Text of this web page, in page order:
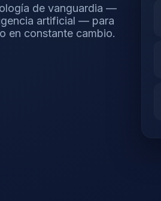
de vanguardia —
artificial — para
en constante cambio.